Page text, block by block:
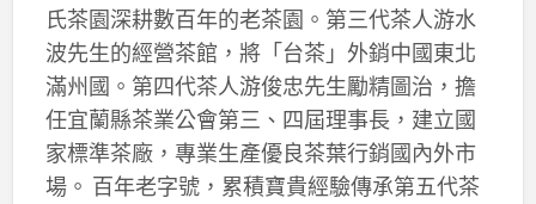
氏茶園深耕數百年的老茶園。第三代茶人游水
波先生的經營茶館，將「台茶」外銷中國東北
滿州國。第四代茶人游俊忠先生勵精圖治，擔
任宜蘭縣茶業公會第三、四屆理事長，建立國
家標準茶廠，專業生產優良茶葉行銷國內外市
場。 百年老字號，累積寶貴經驗傳承第五代茶